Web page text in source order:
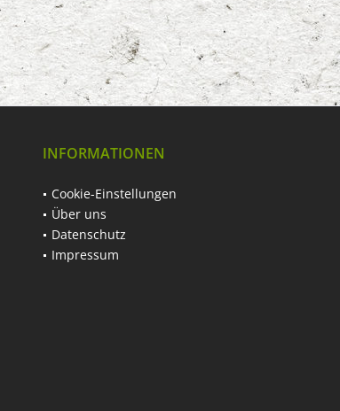
INFORMATIONEN
Cookie-Einstellungen
Über uns
Datenschutz
Impressum